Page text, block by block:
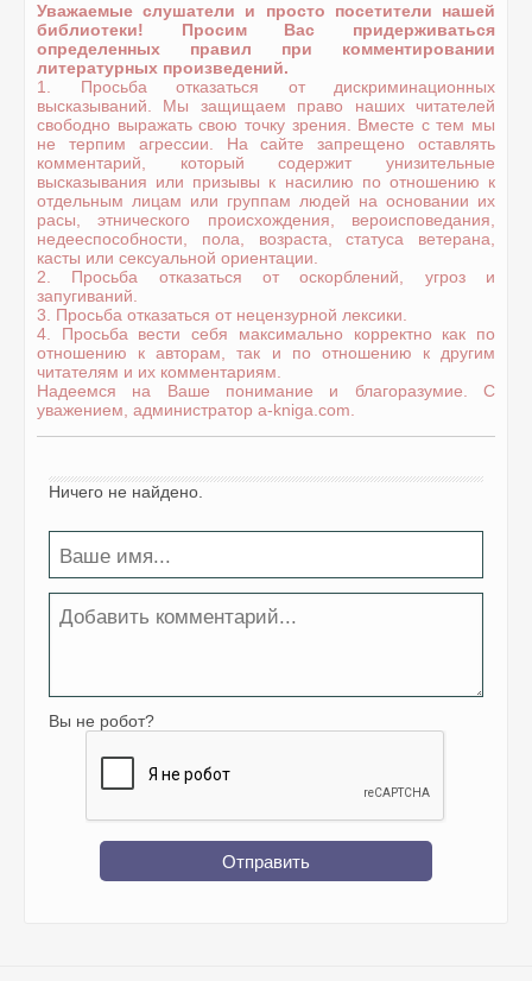
Уважаемые слушатели и просто посетители нашей
библиотеки! Просим Вас придерживаться
определенных правил при комментировании
литературных произведений.
1. Просьба отказаться от дискриминационных
высказываний. Мы защищаем право наших читателей
свободно выражать свою точку зрения. Вместе с тем мы
не терпим агрессии. На сайте запрещено оставлять
комментарий, который содержит унизительные
высказывания или призывы к насилию по отношению к
отдельным лицам или группам людей на основании их
расы, этнического происхождения, вероисповедания,
недееспособности, пола, возраста, статуса ветерана,
касты или сексуальной ориентации.
2. Просьба отказаться от оскорблений, угроз и
запугиваний.
3. Просьба отказаться от нецензурной лексики.
4. Просьба вести себя максимально корректно как по
отношению к авторам, так и по отношению к другим
читателям и их комментариям.
Надеемся на Ваше понимание и благоразумие. С
уважением, администратор a-kniga.com.
Ничего не найдено.
Вы не робот?
Отправить